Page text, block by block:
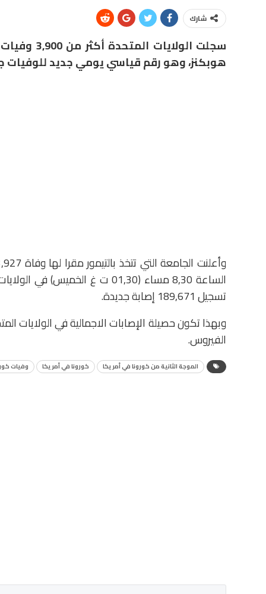
شارك
هوبكنز، وهو رقم قياسي يومي جديد للوفيات
الساعة 8,30 مساء (01,30 ت غ
تسجيل 189,671 إصابة جديدة.
الفيروس.
الموجة الثانية من كورونا في أمريكا كورونا في أمريكا وفيات